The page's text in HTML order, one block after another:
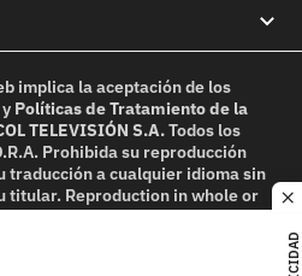
implica la aceptación de los
Políticas de Tratamiento de la
TELEVISIÓN S.A.Todos los
Prohibida su reproducción
traducción a cualquier idioma sin
titular. Reproduction in whole or
written permission is